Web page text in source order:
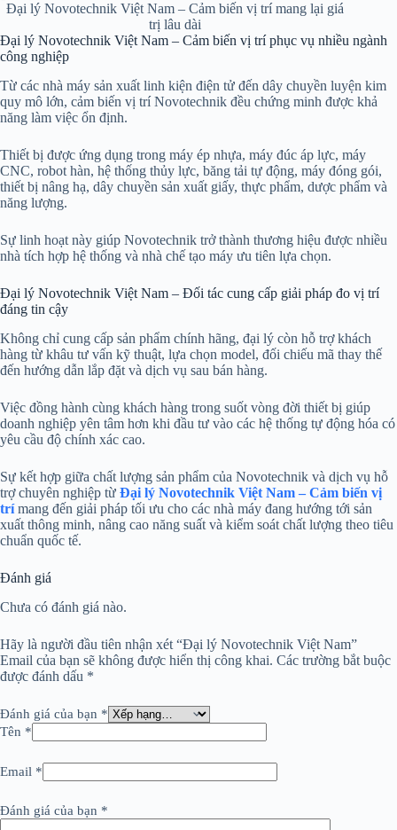
Đại lý Novotechnik Việt Nam – Cảm biến vị trí mang lại giá
trị lâu dài
Đại lý Novotechnik Việt Nam – Cảm biến vị trí phục vụ nhiều ngành
công nghiệp
Từ các nhà máy sản xuất linh kiện điện tử đến dây chuyền luyện kim
quy mô lớn, cảm biến vị trí Novotechnik đều chứng minh được khả
năng làm việc ổn định.
Thiết bị được ứng dụng trong máy ép nhựa, máy đúc áp lực, máy
CNC, robot hàn, hệ thống thủy lực, băng tải tự động, máy đóng gói,
thiết bị nâng hạ, dây chuyền sản xuất giấy, thực phẩm, dược phẩm và
năng lượng.
Sự linh hoạt này giúp Novotechnik trở thành thương hiệu được nhiều
nhà tích hợp hệ thống và nhà chế tạo máy ưu tiên lựa chọn.
Đại lý Novotechnik Việt Nam – Đối tác cung cấp giải pháp đo vị trí
đáng tin cậy
Không chỉ cung cấp sản phẩm chính hãng, đại lý còn hỗ trợ khách
hàng từ khâu tư vấn kỹ thuật, lựa chọn model, đối chiếu mã thay thế
đến hướng dẫn lắp đặt và dịch vụ sau bán hàng.
Việc đồng hành cùng khách hàng trong suốt vòng đời thiết bị giúp
doanh nghiệp yên tâm hơn khi đầu tư vào các hệ thống tự động hóa có
yêu cầu độ chính xác cao.
Sự kết hợp giữa chất lượng sản phẩm của Novotechnik và dịch vụ hỗ
trợ chuyên nghiệp từ Đại lý Novotechnik Việt Nam – Cảm biến vị
trí mang đến giải pháp tối ưu cho các nhà máy đang hướng tới sản
xuất thông minh, nâng cao năng suất và kiểm soát chất lượng theo tiêu
chuẩn quốc tế.
Đánh giá
Chưa có đánh giá nào.
Hãy là người đầu tiên nhận xét “Đại lý Novotechnik Việt Nam”
Email của bạn sẽ không được hiển thị công khai. Các trường bắt buộc
được đánh dấu *
Đánh giá của bạn *
Tên *
Email *
Đánh giá của bạn *